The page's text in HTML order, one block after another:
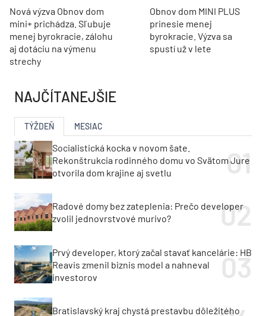
Nová výzva Obnov dom
mini+ prichádza. Sľubuje
menej byrokracie, zálohu
aj dotáciu na výmenu
strechy
Obnov dom MINI PLUS
prinesie menej
byrokracie. Výzva sa
spustí už v lete
NAJČÍTANEJŠIE
TÝŽDEŇ MESIAC
Socialistická kocka v novom šate.
Rekonštrukcia rodinného domu vo Svätom Jure
otvorila dom krajine aj svetlu
Radové domy bez zateplenia: Prečo developer
zvolil jednovrstvové murivo?
Prvý developer, ktorý začal stavať kancelárie: HB
Reavis zmenil biznis model a nahneval
investorov
Bratislavský kraj chystá prestavbu dôležitého